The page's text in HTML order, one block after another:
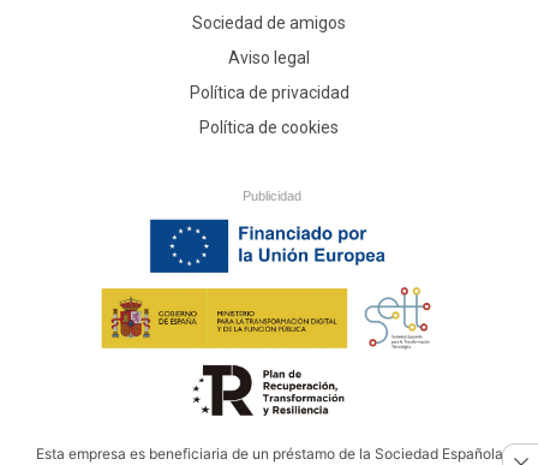
Sociedad de amigos
Aviso legal
Política de privacidad
Política de cookies
Publicidad
Esta empresa es beneficiaria de un préstamo de la Sociedad Española